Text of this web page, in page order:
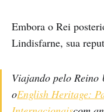
Embora o Rei
Lindisfarne, sua
Viajando pelo Reino
oEnglish Heritage: